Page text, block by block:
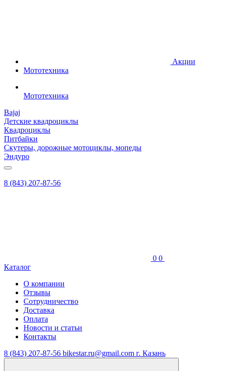
Акции
Мототехника
Мототехника
Bajaj
Детские квадроциклы
Квадроциклы
Питбайки
Скутеры, дорожные мотоциклы, мопеды
Эндуро
8 (843) 207-87-56
0 0
Каталог
О компании
Отзывы
Сотрудничество
Доставка
Оплата
Новости и статьи
Контакты
8 (843) 207-87-56 bikestar.ru@gmail.com г. Казань